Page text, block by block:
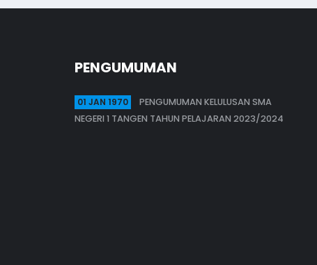
PENGUMUMAN
01 JAN 1970
PENGUMUMAN KELULUSAN SMA
NEGERI 1 TANGEN TAHUN PELAJARAN 2023/2024